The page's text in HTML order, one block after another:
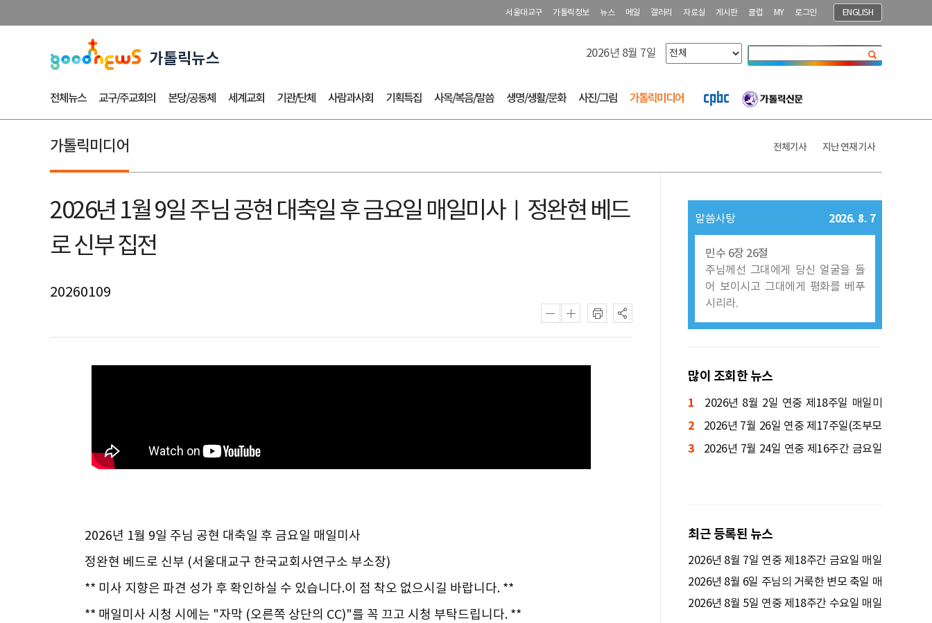
서울대교구 가톨릭정보 뉴스 메일 갤러리 자료실 게시판 클럽 MY 로그인 ENGLISH
2026년 8월 7일
전체뉴스 교구/주교회의 본당/공동체 세계교회 기관/단체 사람과사회 기획특집 사목/복음/말씀 생명/생활/문화 사진/그림 가톨릭미디어
가톨릭미디어 전체기사 지난 연재 기사
2026년 1월 9일 주님 공현 대축일 후 금요일 매일미사ㅣ정완현 베드
로 신부 집전
20260109
2026년 1월 9일 주님 공현 대축일 후 금요일 매일미사
정완현 베드로 신부 (서울대교구 한국교회사연구소 부소장)
** 미사 지향은 파견 성가 후 확인하실 수 있습니다.이 점 착오 없으시길 바랍니다. **
** 매일미사 시청 시에는 "자막 (오른쪽 상단의 CC)"를 꼭 끄고 시청 부탁드립니다. **
말씀사탕 2026. 8. 7
민수 6장 26절
주님께선 그대에게 당신 얼굴을 들
어 보이시고 그대에게 평화를 베푸
시리라.
많이 조회한 뉴스
1
2026년 8월 2일 연중 제18주일 매일미
사ㅣ양정진 세례자 요한 신부 집전
2
2026년 7월 26일 연중 제17주일(조부모
와 노인의 날) 매일미사ㅣ박규식 암브로시
3
2026년 7월 24일 연중 제16주간 금요일
최근 등록된 뉴스
2026년 8월 7일 연중 제18주간 금요일 매일
미사ㅣ정연우 스테파노 신부 집전
2026년 8월 6일 주님의 거룩한 변모 축일 매
일미사ㅣ김명호 요셉 신부 집전
2026년 8월 5일 연중 제18주간 수요일 매일